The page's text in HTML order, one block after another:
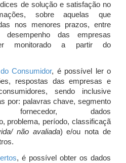
de solução e satisfação no
sobre aquelas que
nos menores prazos, entre
das empresas
monitorado a partir do
Consumidor, é possível ler o
respostas das empresas e
sendo inclusive
por: palavras chave, segmento
dados
problema, período, classificaçã
não avaliada) e/ou nota de
, é possível obter os dados